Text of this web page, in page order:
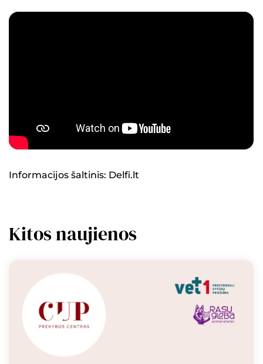
Informacijos šaltinis: Delfi.lt
Kitos naujienos